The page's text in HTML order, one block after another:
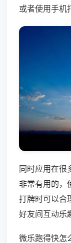
或者使用手机
同时应用在很
非常有用的，
打牌时可以合
好友间互动乐
微乐跑得快怎